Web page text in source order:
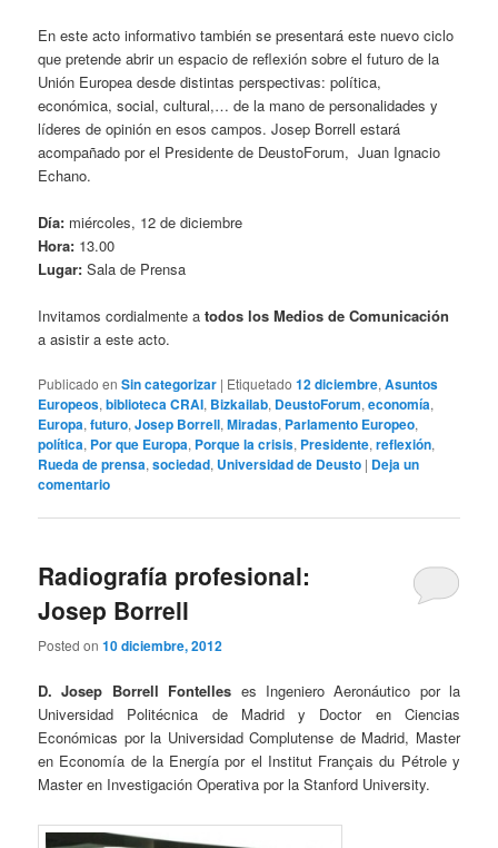
En este acto informativo también se presentará este nuevo ciclo
que pretende abrir un espacio de reflexión sobre el futuro de la
Unión Europea desde distintas perspectivas: política,
económica, social, cultural,… de la mano de personalidades y
líderes de opinión en esos campos. Josep Borrell estará
acompañado por el Presidente de DeustoForum, Juan Ignacio
Echano.
Día: miércoles, 12 de diciembre
Hora: 13.00
Lugar:Sala de Prensa
Invitamos cordialmente atodos los Medios de Comunicación
a asistir a este acto.
Publicado en Sin categorizar | Etiquetado 12 diciembre,Asuntos
Europeos,biblioteca CRAI, Bizkailab, DeustoForum,economía,
Europa,futuro,Josep Borrell,Miradas, Parlamento Europeo,
política, Por que Europa, Porque la crisis, Presidente,reflexión,
Rueda de prensa,sociedad, Universidad de Deusto | Deja un
comentario
Radiografía profesional:
Josep Borrell
Posted on10 diciembre, 2012
D. Josep Borrell Fontelles es Ingeniero Aeronáutico por la
Universidad Politécnica de Madrid y Doctor en Ciencias
Económicas por la Universidad Complutense de Madrid, Master
en Economía de la Energía por el Institut Français du Pétrole y
Master en Investigación Operativa por la Stanford University.